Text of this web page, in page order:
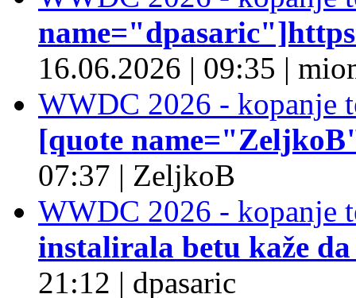
16.06.2026 | 09:35 |
WWDC 2026 - kopanje
[quote
07:37 | ZeljkoB
WWDC 2026 - kopanje
instalirala betu kaže
21:12 | dpasaric